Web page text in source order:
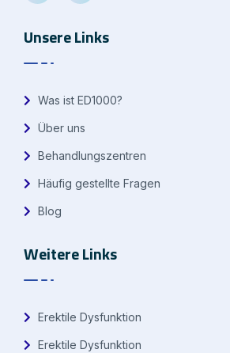
Unsere Links
Was ist ED1000?
Über uns
Behandlungszentren
Häufig gestellte Fragen
Blog
Weitere Links
Erektile Dysfunktion
Erektile Dysfunktion